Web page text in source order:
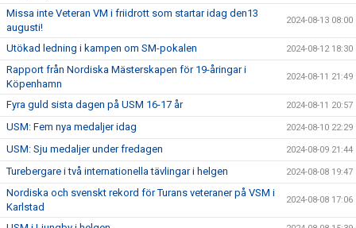
Missa inte Veteran VM i friidrott som startar idag den13
augusti!
2024-08-13 08:00
Utökad ledning i kampen om SM-pokalen 2024-08-12 18:30
Rapport från Nordiska Mästerskapen för 19-åringar i
Köpenhamn
2024-08-11 21:49
Fyra guld sista dagen på USM 16-17 år 2024-08-11 20:57
USM: Fem nya medaljer idag 2024-08-10 22:29
USM: Sju medaljer under fredagen 2024-08-09 21:44
Turebergare i två internationella tävlingar i helgen 2024-08-08 19:47
Nordiska och svenskt rekord för Turans veteraner på VSM i
Karlstad
2024-08-08 17:06